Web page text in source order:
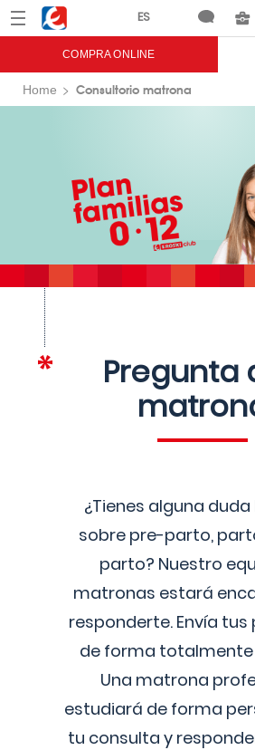
Menú Eroski
COMPRA ONLINE
Home Consultorio matrona
Pregunta
¿Tienes alguna
sobre pre-parto,
parto? Nuestro
matronas estará
responderte. Envía
de forma
Una matrona
estudiará de forma
tu consulta y